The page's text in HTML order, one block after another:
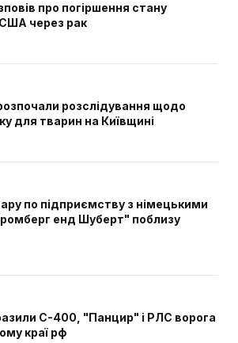
про погіршення стану
через рак
розслідування щодо
для тварин на Київщині
по підприємству з німецькими
енд Шуберт" поблизу
С-400, "Панцир" і РЛС ворога
краї рф